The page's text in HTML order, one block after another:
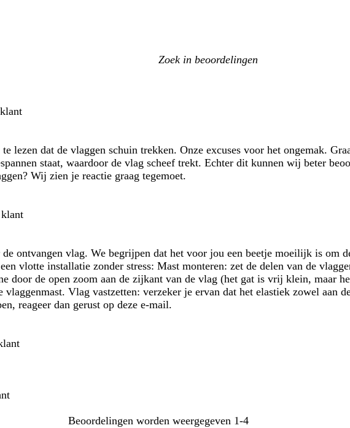
Mijn
lezen dat de vlaggen schuin trekken. Onze excuses voor het ongemak.
staat, waardoor de vlag scheef trekt. Echter dit kunnen wij beter
Wij zien je reactie graag tegemoet.
ontvangen vlag. We begrijpen dat het voor jou een beetje moeilijk is om
vlotte installatie zonder stress: Mast monteren: zet de delen van de
door de open zoom aan de zijkant van de vlag (het gat is vrij klein, maar
Vlag vastzetten: verzeker je ervan dat het elastiek zowel aan
reageer dan gerust op deze e-mail.
Beoordelingen worden weergegeven 1-4